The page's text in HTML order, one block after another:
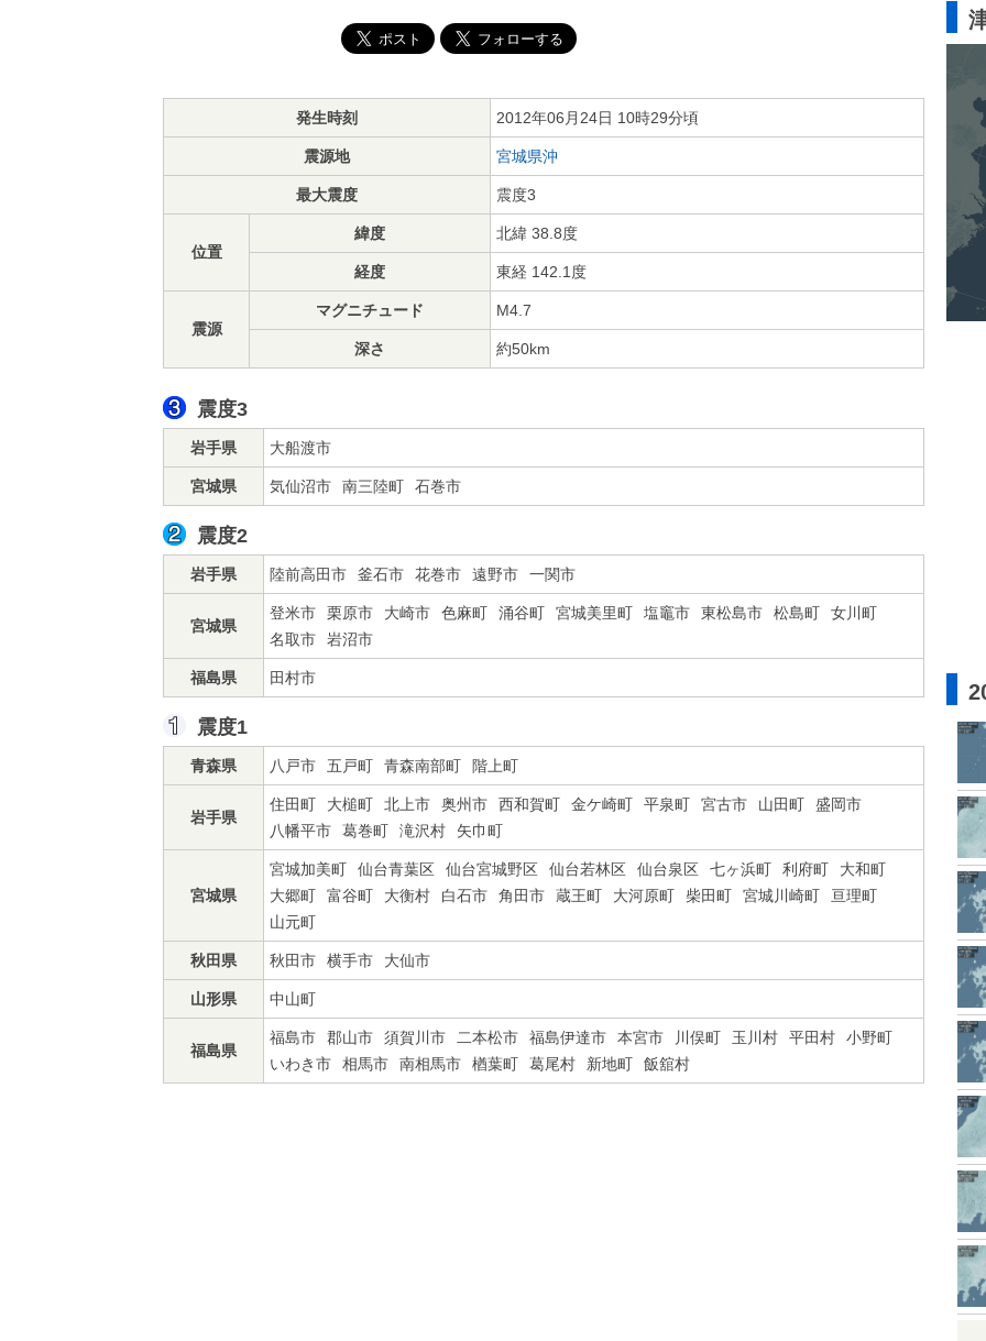
発生時刻 2012年06月24日 10時29分頃
震源地 宮城県沖
最大震度 震度3
位置
緯度 北緯 38.8度
経度 東経 142.1度
震源
マグニチュード M4.7
深さ 約50km
震度3
岩手県 大船渡市
宮城県 気仙沼市 南三陸町 石巻市
震度2
岩手県 陸前高田市 釜石市 花巻市 遠野市 一関市
宮城県
登米市 栗原市 大崎市 色麻町 涌谷町 宮城美里町 塩竈市 東松島市 松島町
女川町
名取市
岩沼市
福島県 田村市
震度1
青森県 八戸市 五戸町 青森南部町 階上町
岩手県
住田町 大槌町 北上市 奥州市 西和賀町 金ケ崎町 平泉町 宮古市 山田町
盛岡市
八幡平市
葛巻町 滝沢村 矢巾町
宮城県
宮城加美町 仙台青葉区 仙台宮城野区 仙台若林区 仙台泉区 七ヶ浜町 利府町
大和町
大郷町
富谷町 大衡村 白石市 角田市 蔵王町 大河原町 柴田町 宮城川崎町
亘理町
山元町
秋田県 秋田市 横手市 大仙市
山形県 中山町
福島県
福島市 郡山市 須賀川市 二本松市 福島伊達市 本宮市 川俣町 玉川村 平田村
小野町
いわき市
相馬市 南相馬市 楢葉町 葛尾村 新地町 飯舘村